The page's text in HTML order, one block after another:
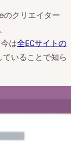
クリエイター
は全ECサイトの
いることで知ら